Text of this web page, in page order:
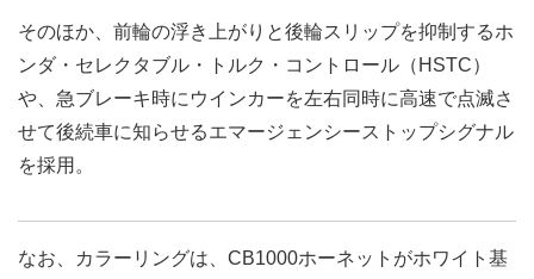
そのほか、前輪の浮き上がりと後輪スリップを抑制するホ
ンダ・セレクタブル・トルク・コントロール（HSTC）
や、急ブレーキ時にウインカーを左右同時に高速で点滅さ
せて後続車に知らせるエマージェンシーストップシグナル
を採用。
なお、カラーリングは、CB1000ホーネットがホワイト基